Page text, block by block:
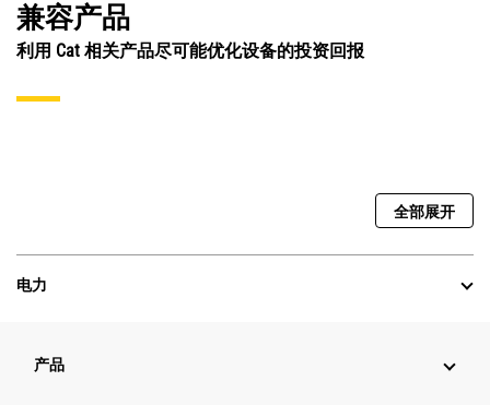
兼容产品
利用 Cat 相关产品尽可能优化设备的投资回报
全部展开
电力
产品